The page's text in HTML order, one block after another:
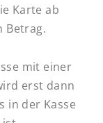
Karte ab
Betrag.
mit einer
erst dann
in der Kasse